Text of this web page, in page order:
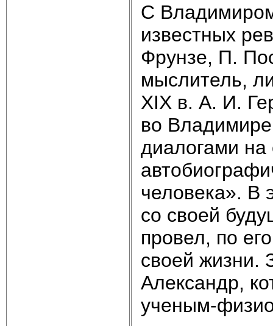
С
известных
Фрунзе, П.
мыслитель,
XIX в. А. И.
во
диалогами
человека». В
со своей
провел, по
своей жизни.
Александр,
ученым-